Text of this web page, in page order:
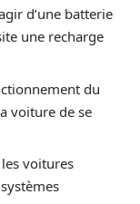
d’une batterie
une recharge
du
voiture de se
les voitures